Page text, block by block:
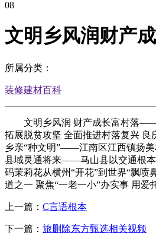
08
文明乡风润财产
所属分类：
装修建材百科
文明乡风润 财产成长富村落——青
拓展脱贫攻坚 全面推进村落复兴 良
乡亲“种文明”——江南区江西镇扬美
县域灵通将来——马山县以交通根
码茉莉花从横州“开花”到世界“飘
道之一 聚焦“一老一小”办实事 用爱
上一篇： C言语根本
下一篇： 旅删除东方甄选相关视频